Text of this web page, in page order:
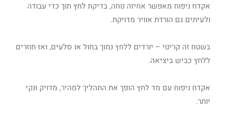
אקדח ניפוח מאפשר אחיזה נוחה, בדיקת לחץ תוך כדי עבודה
ולעיתים גם הורדת אוויר מדויקת.
בשטח זה קריטי – יורדים ללחץ נמוך בחול או סלעים, ואז חוזרים
ללחץ כביש ביציאה.
אקדח ניפוח עם מד לחץ הופך את התהליך למהיר, מדויק ונקי
יותר.